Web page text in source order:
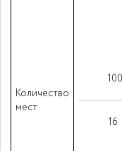
Количество
мест
100
16